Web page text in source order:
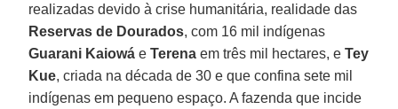
realizadas devido à crise humanitária, realidade das
Reservas de Dourados, com 16 mil indígenas
Guarani Kaiowá eTerena em três mil hectares, eTey
Kue, criada na década de 30 e que confina sete mil
indígenas em pequeno espaço. A fazenda que incide